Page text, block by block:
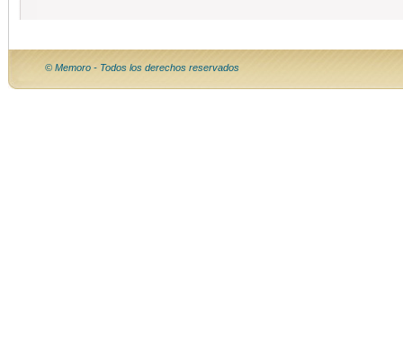
© Memoro - Todos los derechos reservados